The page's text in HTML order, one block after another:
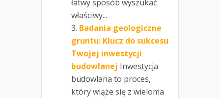
łatwy sposób wyszukać
właściwy...
Badania geologiczne
gruntu: Klucz do sukcesu
Twojej inwestycji
budowlanej Inwestycja
budowlana to proces,
który wiąże się z wieloma